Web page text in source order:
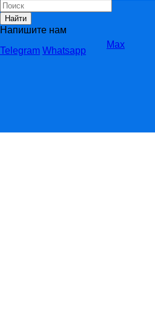
Найти
Напишите нам
Telegram Whatsapp
Max